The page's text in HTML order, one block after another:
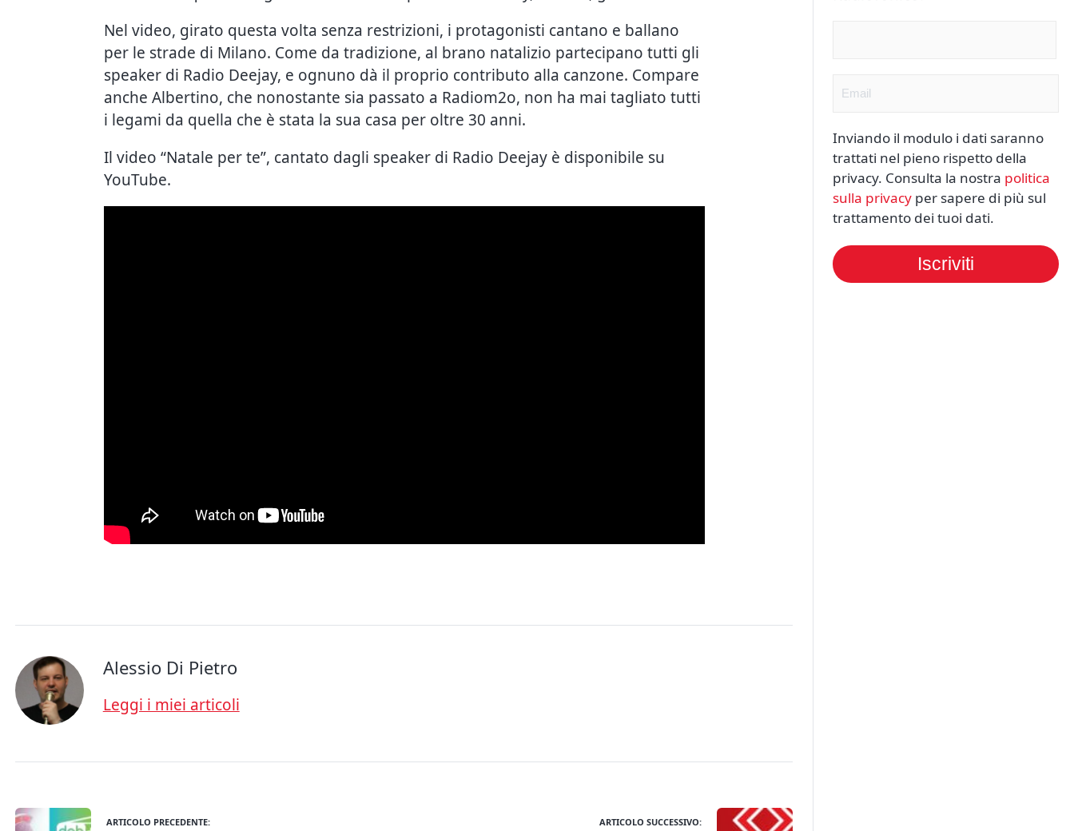
Nel video, girato questa volta senza restrizioni, i protagonisti cantano e ballano
per le strade di Milano. Come da tradizione, al brano natalizio partecipano tutti gli
speaker di Radio Deejay, e ognuno dà il proprio contributo alla canzone. Compare
anche Albertino, che nonostante sia passato a Radiom2o, non ha mai tagliato tutti
i legami da quella che è stata la sua casa per oltre 30 anni.
Il video “Natale per te”, cantato dagli speaker di Radio Deejay è disponibile su
YouTube.
Alessio Di Pietro
Leggi i miei articoli
ARTICOLO PRECEDENTE: ARTICOLO SUCCESSIVO:
Email
Inviando il modulo i dati saranno
trattati nel pieno rispetto della
privacy. Consulta la nostra politica
sulla privacyper sapere di più sul
trattamento dei tuoi dati.